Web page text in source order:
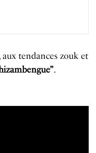
tendances zouk et
.